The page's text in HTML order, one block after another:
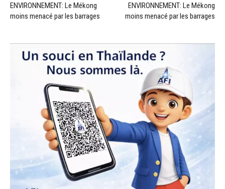
ENVIRONNEMENT: Le Mékong
moins menacé par les barrages
ENVIRONNEMENT: Le Mékong
moins menacé par les barrages